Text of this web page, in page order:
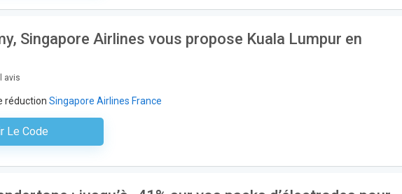
Singapore Airlines vous propose Kuala Lumpur en
avis
réduction Singapore Airlines France
Le Code
Code N'est Nécessaire